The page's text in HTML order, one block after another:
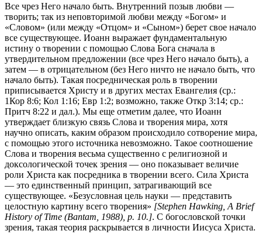
Все чрез Него начало быть. Внутренний позыв любви —
творить; так из неповторимой любви между «Богом» и
«Словом» (или между «Отцом» и «Сыном») берет свое начало
все существующее. Иоанн выражает фундаментальную
истину о творении с помощью Слова Бога сначала в
утвердительном предложении (все чрез Него начало быть), а
затем — в отрицательном (без Него ничто не начало быть, что
начало быть). Такая посредническая роль в творении
приписывается Христу и в других местах Евангелия (ср.:
1Кор 8:6; Кол 1:16; Евр 1:2; возможно, также Откр 3:14; ср.:
Притч 8:22 и дал.). Мы еще отметим далее, что Иоанн
утверждает близкую связь Слова и творения мира, хотя
научно описать, каким образом происходило сотворение мира,
с помощью этого источника невозможно. Такое соотношение
Слова и творения весьма существенно с религиозной и
доксологической точек зрения — оно показывает величие
роли Христа как посредника в творении всего. Сила Христа
— это единственный принцип, затрагивающий все
существующее. «Безусловная цель науки — представить
целостную картину всего творения» [Stephen Hawking, A Brief
History of Time (Bantam, 1988), p. 10.]. С богословской точки
зрения, такая теория раскрывается в личности Иисуса Христа.